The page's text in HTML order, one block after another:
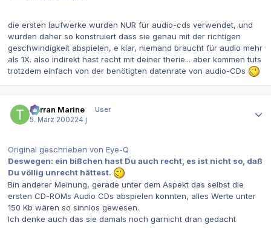
die ersten laufwerke wurden NUR für audio-cds verwendet, und
wurden daher so konstruiert dass sie genau mit der richtigen
geschwindigkeit abspielen, e klar, niemand braucht für audio mehr
als 1X. also indirekt hast recht mit deiner therie... aber kommen tuts
trotzdem einfach von der benötigten datenrate von audio-CDs
Terran Marine
User
5. März 200224 j
Original geschrieben von Eye-Q
Deswegen: ein bißchen hast Du auch recht, es ist nicht so, daß
Du völlig unrecht hättest.
Bin anderer Meinung, gerade unter dem Aspekt das selbst die
ersten CD-ROMs Audio CDs abspielen konnten, alles Werte unter
150 Kb wären so sinnlos gewesen.
Ich denke auch das sie damals noch garnicht dran gedacht